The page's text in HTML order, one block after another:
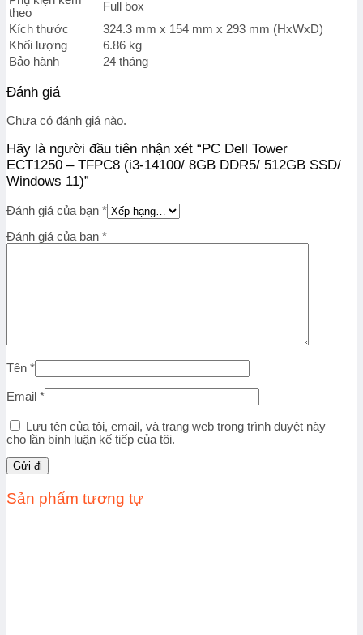
theo
Full box
Kích thước
324.3 mm x 154 mm x 293 mm (HxWxD)
Khối lượng
6.86 kg
Bảo hành
24 tháng
Đánh giá
Chưa có đánh giá nào.
Hãy là người đầu tiên nhận xét “PC Dell Tower
ECT1250 – TFPC8 (i3-14100/ 8GB DDR5/ 512GB SSD/
Windows 11)”
Đánh giá của bạn *
Đánh giá của bạn *
Tên *
Email *
Lưu tên của tôi, email, và trang web trong trình duyệt này
cho lần bình luận kế tiếp của tôi.
Sản phẩm tương tự